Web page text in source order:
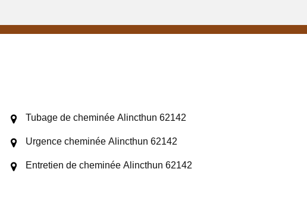
Tubage de cheminée Alincthun 62142
Urgence cheminée Alincthun 62142
Entretien de cheminée Alincthun 62142